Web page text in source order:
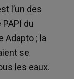
l’un des
du
Adapto ; la
se
les eaux.